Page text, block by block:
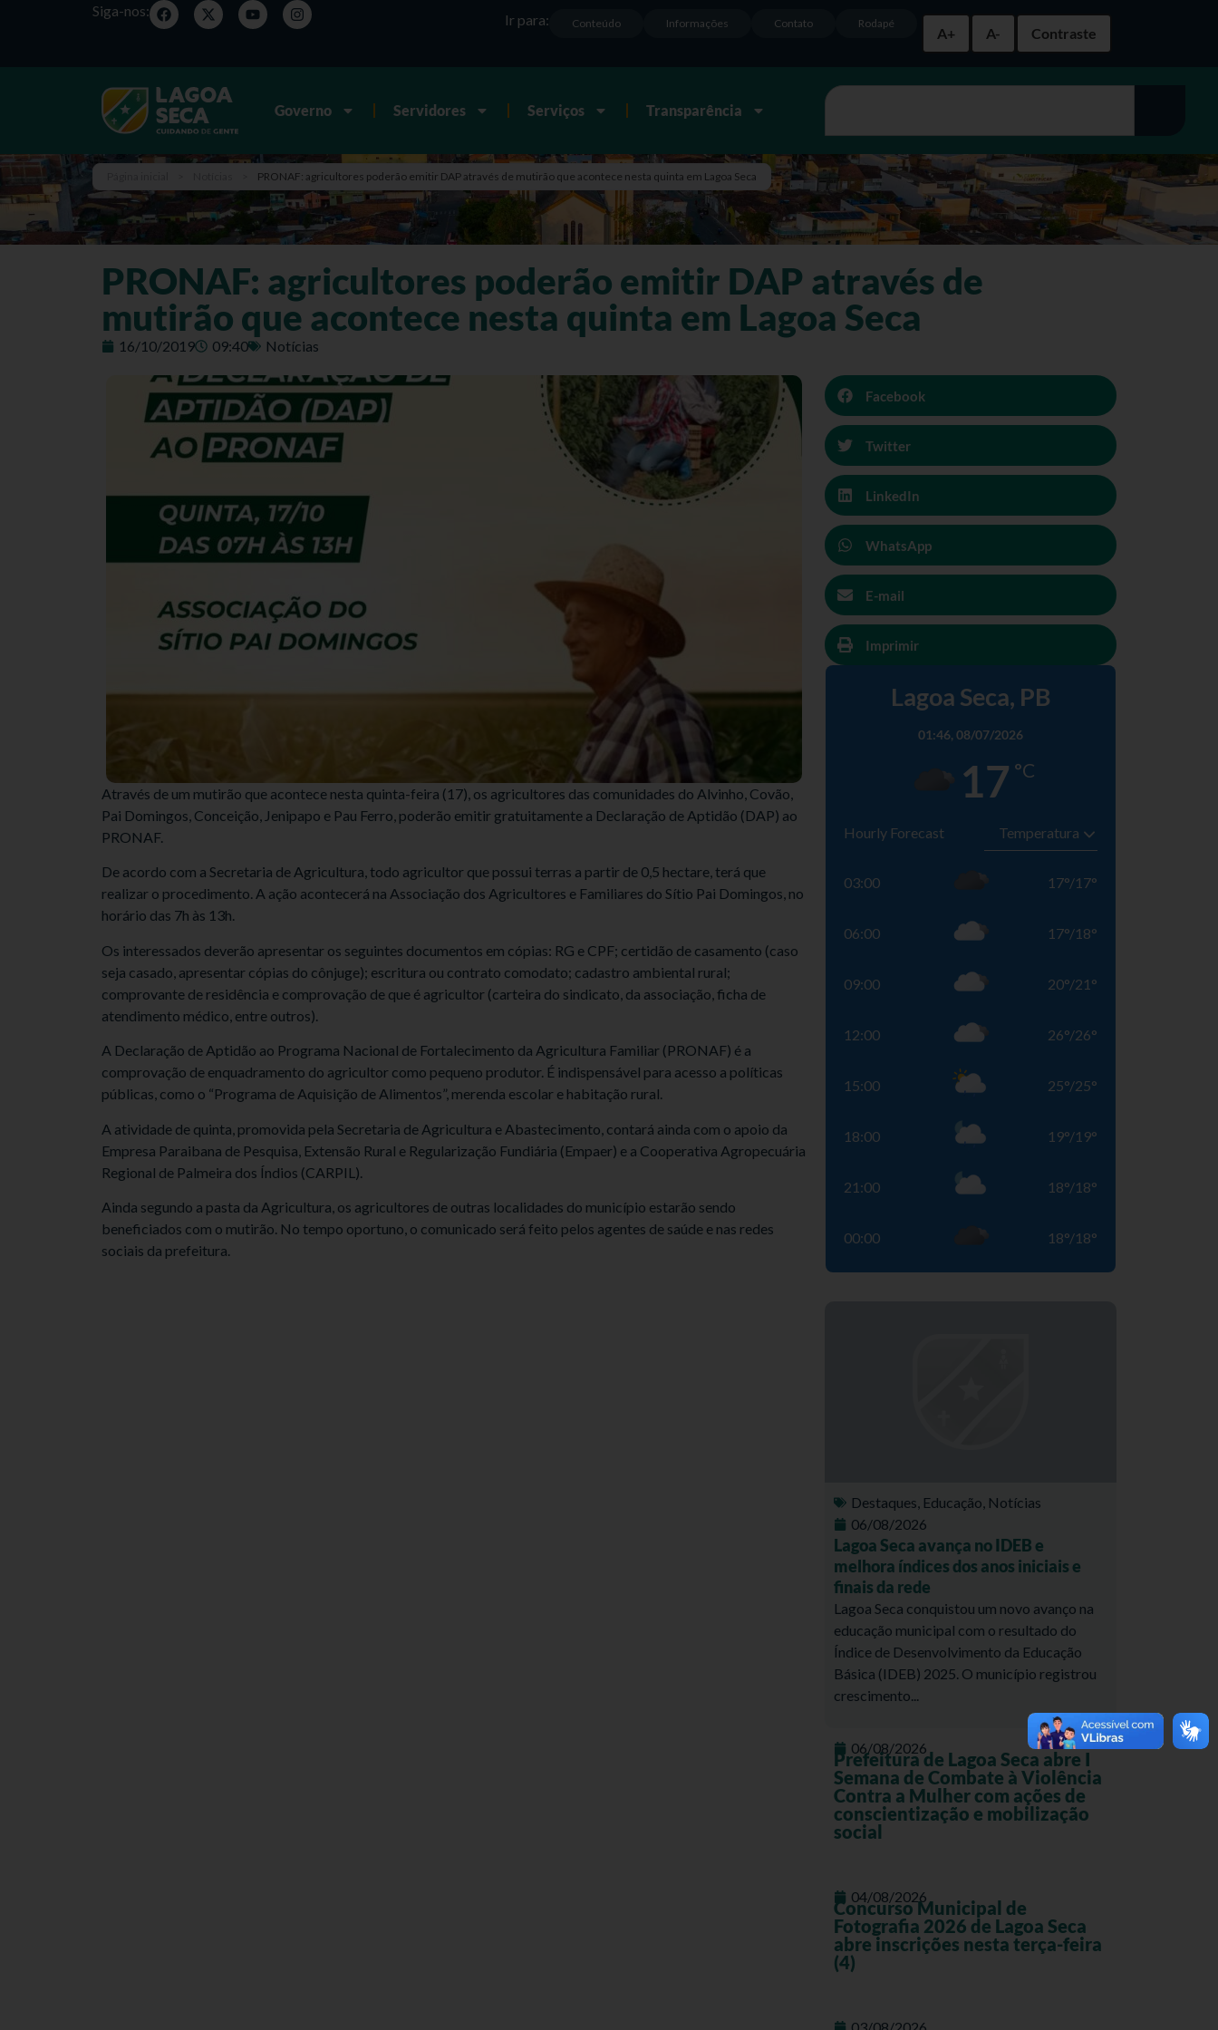
Siga-nos:
A+
A- Contraste
Rodapé
Contato
Informações
Conteúdo
Ir para:
Governo Servidores Serviços Transparência
PRONAF: agricultores poderão emitir DAP através de mutirão que acontece nesta quinta em Lagoa Seca
PRONAF: agricultores poderão emitir DAP através de
mutirão que acontece nesta quinta em Lagoa Seca
16/10/2019 09:40 Notícias
Através de um mutirão que acontece nesta quinta-feira (17), os agricultores das comunidades do Alvinho, Covão,
Pai Domingos, Conceição, Jenipapo e Pau Ferro, poderão emitir gratuitamente a Declaração de Aptidão (DAP) ao
PRONAF.
De acordo com a Secretaria de Agricultura, todo agricultor que possui terras a partir de 0,5 hectare, terá que
realizar o procedimento. A ação acontecerá na Associação dos Agricultores e Familiares do Sítio Pai Domingos, no
horário das 7h às 13h.
Os interessados deverão apresentar os seguintes documentos em cópias: RG e CPF; certidão de casamento (caso
seja casado, apresentar cópias do cônjuge); escritura ou contrato comodato; cadastro ambiental rural;
comprovante de residência e comprovação de que é agricultor (carteira do sindicato, da associação, ficha de
atendimento médico, entre outros).
A Declaração de Aptidão ao Programa Nacional de Fortalecimento da Agricultura Familiar (PRONAF) é a
comprovação de enquadramento do agricultor como pequeno produtor. É indispensável para acesso a políticas
públicas, como o “Programa de Aquisição de Alimentos”, merenda escolar e habitação rural.
A atividade de quinta, promovida pela Secretaria de Agricultura e Abastecimento, contará ainda com o apoio da
Empresa Paraibana de Pesquisa, Extensão Rural e Regularização Fundiária (Empaer) e a Cooperativa Agropecuária
Regional de Palmeira dos Índios (CARPIL).
Ainda segundo a pasta da Agricultura, os agricultores de outras localidades do município estarão sendo
beneficiados com o mutirão. No tempo oportuno, o comunicado será feito pelos agentes de saúde e nas redes
sociais da prefeitura.
Facebook
Twitter
LinkedIn
WhatsApp
E-mail
Imprimir
Lagoa Seca, PB
01:46, 08/07/2026
17 °C
Hourly Forecast
03:00 17°/17°
06:00 17°/18°
09:00 20°/21 °
12:00 26°/26°
15:00 25°/25°
18:00 19°/19°
21:00 18°/18°
00:00 18°/18°
Destaques, Educação, Notícias
06/08/2026
Lagoa Seca avança no IDEB e
melhora índices dos anos iniciais e
finais da rede
Lagoa Seca conquistou um novo avanço na
educação municipal com o resultado do
Índice de Desenvolvimento da Educação
Básica (IDEB) 2025. O município registrou
crescimento...
06/08/2026
Prefeitura de Lagoa Seca abre I
Semana de Combate à Violência
Contra a Mulher com ações de
conscientização e mobilização
social
04/08/2026
Concurso Municipal de
Fotografia 2026 de Lagoa Seca
abre inscrições nesta terça-feira
(4)